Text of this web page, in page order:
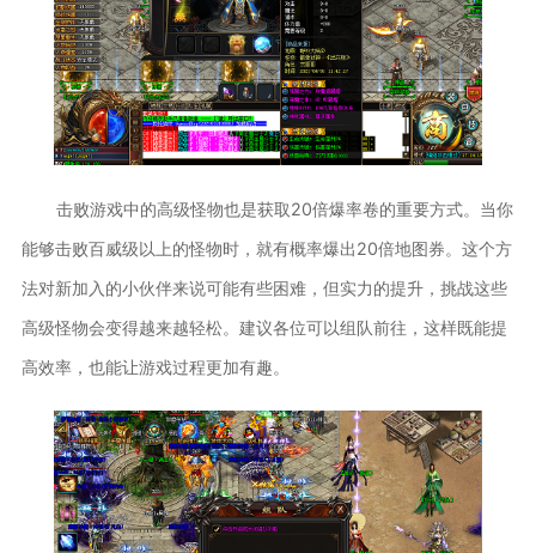
击败游戏中的高级怪物也是获取20倍爆率卷的重要方式。当你
能够击败百威级以上的怪物时，就有概率爆出20倍地图券。这个方
法对新加入的小伙伴来说可能有些困难，但实力的提升，挑战这些
高级怪物会变得越来越轻松。建议各位可以组队前往，这样既能提
高效率，也能让游戏过程更加有趣。